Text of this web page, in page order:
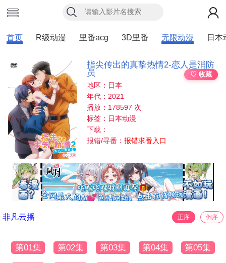
首页 R级动漫 里番acg 3D里番 无限动漫 日本
指尖传出的真挚热情2-恋人是消防
员
♡ 收藏
地区：日本
年代：2021
播放：178597 次
标签：日本动漫
下载：
报错/寻番：报错求番入口
非凡云播 正序 倒序
第01集 第02集 第03集 第04集 第05集